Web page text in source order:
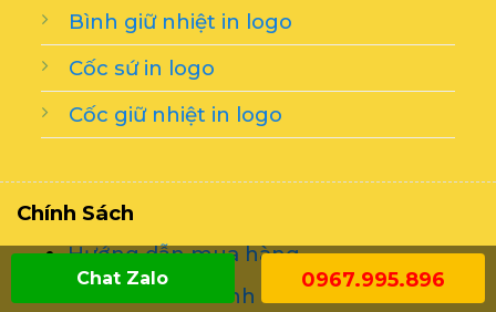
Bình giữ nhiệt in logo
Cốc sứ in logo
Cốc giữ nhiệt in logo
Chính Sách
Hướng dẫn mua hàng
Chính sách thanh toán
Chat Zalo 0967.995.896